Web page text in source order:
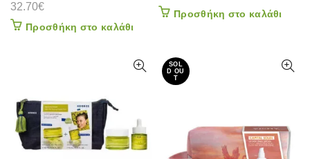
32.70€
Προσθήκη στο καλάθι
Προσθήκη στο καλάθι
SOL
D OU
T